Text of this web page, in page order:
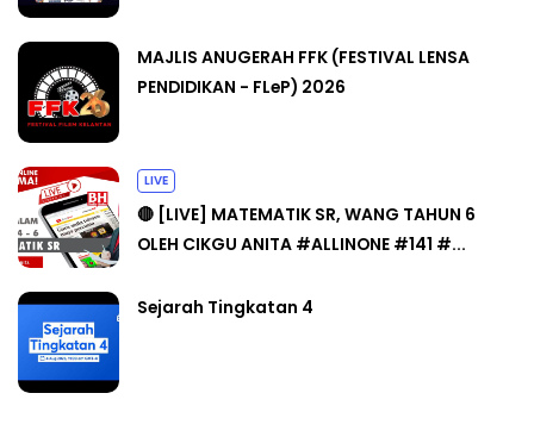
MAJLIS ANUGERAH FFK (FESTIVAL LENSA
PENDIDIKAN - FLeP) 2026
LIVE
🔴 [LIVE] MATEMATIK SR, WANG TAHUN 6
OLEH CIKGU ANITA #ALLINONE #141 #...
Sejarah Tingkatan 4